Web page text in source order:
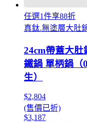
任選1件享88折
真鈦.無塗層大肚
24cm帶蓋大
鐵鍋 單柄鍋（
生）
$2,804
(售價已折)
$3,187